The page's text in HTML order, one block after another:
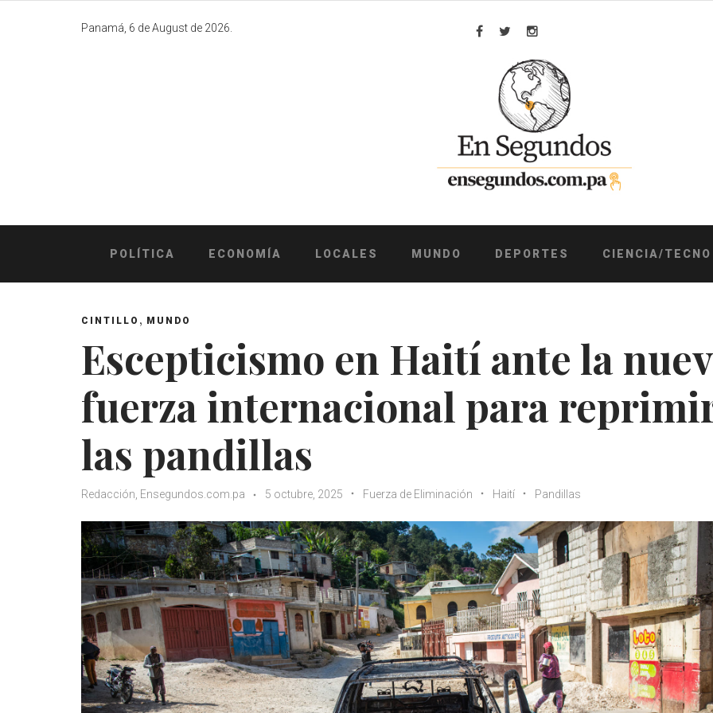
Panamá, 6 de August de 2026.
Facebook
TwitterInstagram
POLÍTICA ECONOMÍA LOCALES MUNDO DEPORTES CIENCIA/TECNO
CINTILLO , MUNDO
Escepticismo en Haití ante la
fuerza internacional para
las pandillas
Redacción, Ensegundos.com.pa 5 octubre, 2025 Fuerza de Eliminación Haití Pandillas